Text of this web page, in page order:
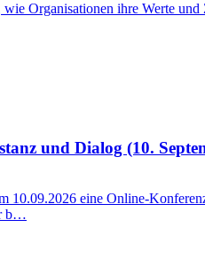
Organisationen ihre Werte
und Dialog (10.
eine Online-
b…